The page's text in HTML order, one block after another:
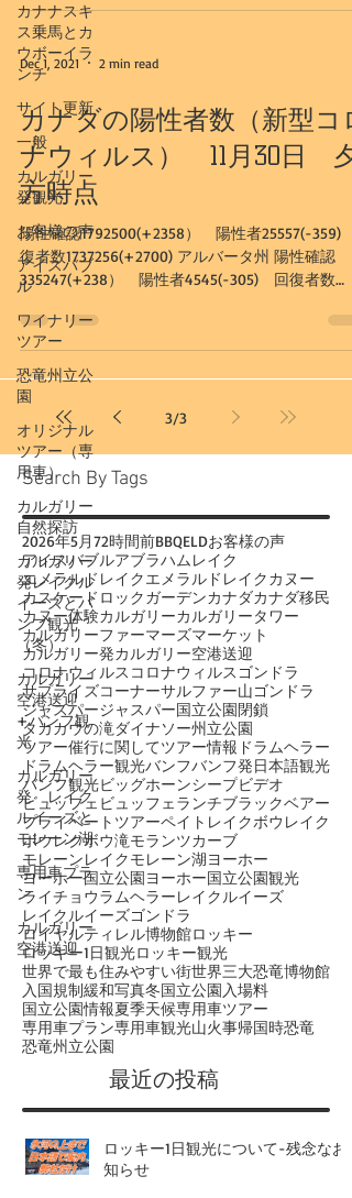
カナナスキ
ス乗馬とカ
ウボーイラ
ンチ
サイト更新
一般
カルガリー
発観光
お客様の声
アイスバブ
ル
ワイナリー
ツアー
恐竜州立公
園
オリジナル
ツアー（専
用車）
カルガリー
自然探訪
カルガリー
発レイクル
イーズとバ
ンフ観光
（冬）
カルガリー
空港送迎
+バンフ観
光
カルガリー
発 レイク
ルイーズと
モレーン湖
専用車プラ
ン
カルガリー
空港送迎
Dec 1, 2021 2 min read
カナダの陽性者数（新型コ
ナウィルス） 11月30日 夕
方時点
陽性確認1792500(+2358） 陽性者25557(-359)
復者数1737256(+2700) アルバータ州 陽性確認
335247(+238） 陽性者4545(-305) 回復者数
3/3
Search By Tags
2026年5月72時間前BBQELDお客様の声
アイスバブルアブラハムレイク
エメラルドレイクエメラルドレイクカヌー
カスケードロックガーデンカナダカナダ移民
カヌー体験カルガリーカルガリータワー
カルガリーファーマーズマーケット
カルガリー発カルガリー空港送迎
コロナウィルス コロナウィルス ゴンドラ
サプライズコーナーサルファー山ゴンドラ
ジャスパージャスパー国立公園閉鎖
タカカウの滝ダイナソー州立公園
ツアー催行に関してツアー情報 ドラムヘラー
ドラムヘラー観光バンフバンフ発日本語観光
バンフ観光ビッグホーンシープビデオ
ビュッフェ ビュッフェランチブラックベアー
プライベートツアーペイトレイクボウレイク
ボウレクボウ滝モランツカーブ
モレーンレイクモレーン湖ヨーホー
ヨーホー国立公園ヨーホー国立公園観光
ライチョウラムヘラーレイクルイーズ
レイクルイーズゴンドラ
ロイヤルティレル博物館ロッキー
ロッキー1日観光ロッキー観光
世界で最も住みやすい街世界三大恐竜博物館
入国規制緩和写真冬国立公園入場料
国立公園情報夏季天候専用車ツアー
専用車プラン専用車観光山火事帰国時恐竜
恐竜州立公園
​最近の投稿
ロッキー1日観光について-残念なお
知らせ